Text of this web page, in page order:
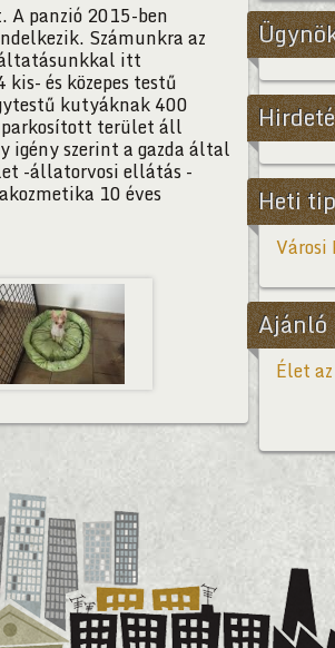
A panzió 2015-ben
Számunkra az
itt
és közepes testű
kutyáknak 400
parkosított terület áll
igény szerint a gazda által
-állatorvosi ellátás -
10 éves Heti
Ajánló
Élet